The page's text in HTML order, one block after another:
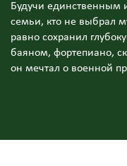
Будучи единственным
семьи, кто не выбрал
равно сохранил
баяном, фортепиано,
он мечтал о военной